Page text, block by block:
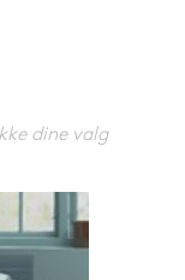
dine valg